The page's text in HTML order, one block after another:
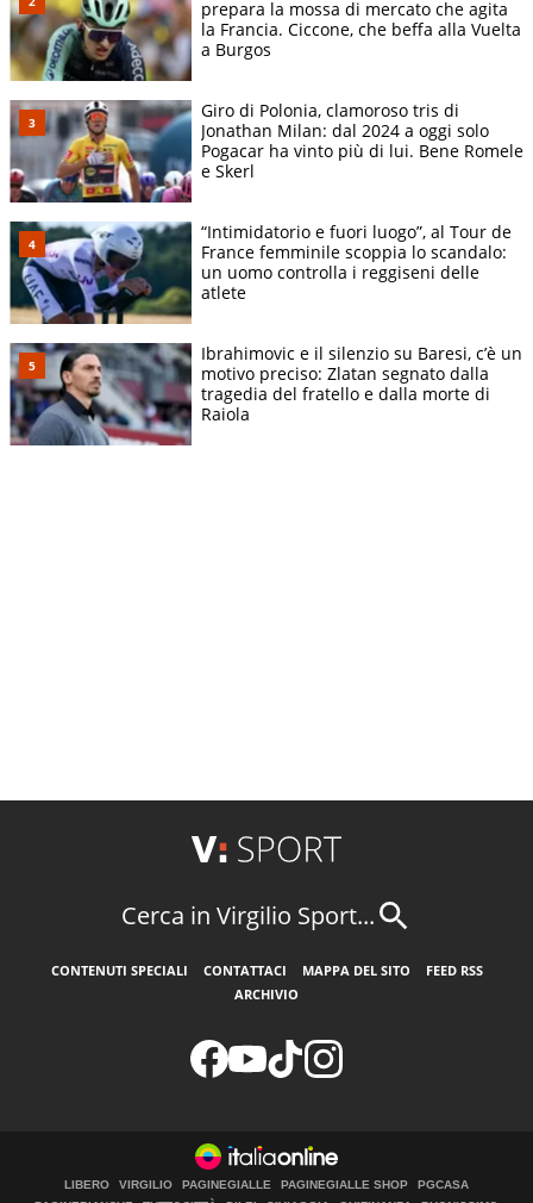
prepara la mossa di mercato che agita
la Francia. Ciccone, che beffa alla Vuelta
a Burgos
Giro di Polonia, clamoroso tris di
Jonathan Milan: dal 2024 a oggi solo
Pogacar ha vinto più di lui. Bene Romele
e Skerl
“Intimidatorio e fuori luogo”, al Tour de
France femminile scoppia lo scandalo:
un uomo controlla i reggiseni delle
atlete
Ibrahimovic e il silenzio su Baresi, c’è un
motivo preciso: Zlatan segnato dalla
tragedia del fratello e dalla morte di
Raiola
Cerca in Virgilio Sport...
CONTENUTI SPECIALI CONTATTACI MAPPA DEL SITO
FEED RSS
ARCHIVIO
LIBERO VIRGILIO PAGINEGIALLE PAGINEGIALLE SHOP
PGCASA